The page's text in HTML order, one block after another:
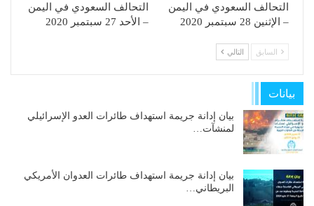
التحالف السعودي في اليمن
– الإثنين 28 سبتمبر 2020
التحالف السعودي في اليمن
– الأحد 27 سبتمبر 2020
السابق التالي
بيانات
بيان إدانة جريمة استهداف طائرات العدو الإسرائيلي
لمنشآت…
بيان إدانة جريمة استهداف طائرات العدوان الأمريكي
البريطاني…